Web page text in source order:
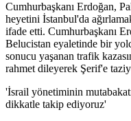
Cumhurbaşkanı Erdoğan,
heyetini İstanbul'da
ifade etti. Cumhurbaşkanı
Belucistan eyaletinde bir
sonucu yaşanan trafik
rahmet dileyerek Şerif'e
'İsrail yönetiminin
dikkatle takip ediyoruz'